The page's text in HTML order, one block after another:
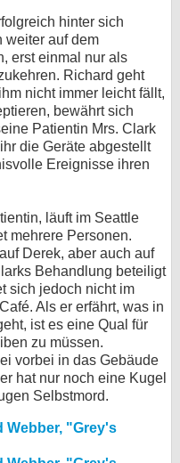
hinter sich
weiter auf dem
erst einmal nur als
Richard geht
nicht immer leicht fällt,
bewährt sich
Patientin Mrs. Clark
die Geräte abgestellt
Ereignisse ihren
läuft im Seattle
mehrere Personen.
Derek, aber auch auf
Behandlung beteiligt
sich jedoch nicht im
Als er erfährt, was in
ist es eine Qual für
zu müssen.
vorbei in das Gebäude
hat nur noch eine Kugel
Selbstmord.
Webber, "Grey's